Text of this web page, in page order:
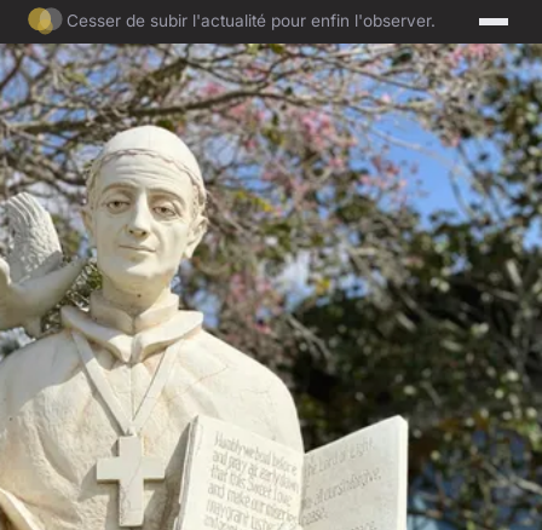
Cesser de subir l'actualité pour enfin l'observer.